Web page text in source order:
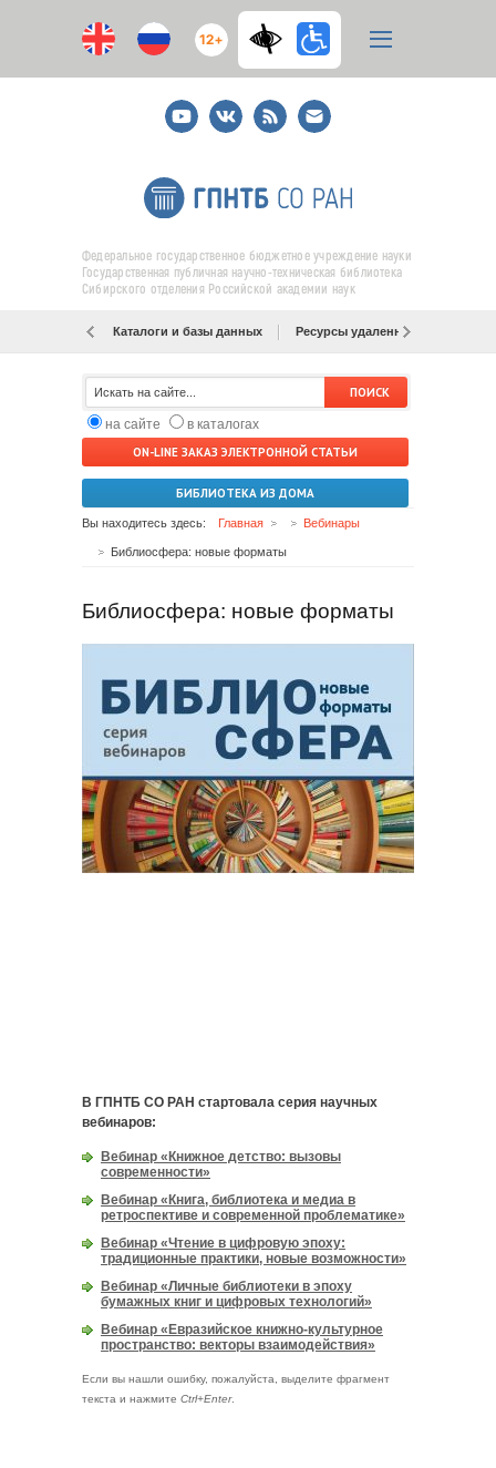
12+
YoutubeВКонтакте
RSS
E-
mail
подписка
Федеральное государственное бюджетное учреждение науки
Государственная публичная научно-техническая библиотека
Сибирского отделения Российской академии наук
Каталоги и базы данных Ресурсы удаленного доступа
на сайте
в каталогах
ON-LINE ЗАКАЗ ЭЛЕКТРОННОЙ СТАТЬИ
БИБЛИОТЕКА ИЗ ДОМА
Вы находитесь здесь: Главная Вебинары
Библиосфера: новые форматы
Библиосфера: новые форматы
В ГПНТБ СО РАН стартовала серия научных
вебинаров:
Вебинар «Книжное детство: вызовы
современности»
Вебинар «Книга, библиотека и медиа в
ретроспективе и современной проблематике»
Вебинар «Чтение в цифровую эпоху:
традиционные практики, новые возможности»
Вебинар «Личные библиотеки в эпоху
бумажных книг и цифровых технологий»
Вебинар «Евразийское книжно-культурное
пространство: векторы взаимодействия»
Если вы нашли ошибку, пожалуйста, выделите фрагмент
текста и нажмите Ctrl+Enter.